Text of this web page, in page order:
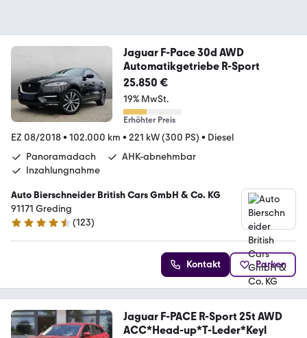
Jaguar F-Pace 30d AWD
Automatikgetriebe R-Sport
25.850 €
19% MwSt.
Erhöhter Preis
EZ 08/2018• 102.000 km • 221 kW (300 PS) • Diesel
Panoramadach
AHK-abnehmbar
Inzahlungnahme
Auto Bierschneider British Cars GmbH & Co. KG
91171 Greding
4.3 Sterne
(123)
Kontakt Parken
Jaguar F-PACE R-Sport 25t AWD
ACC*Head-up*T-Leder*Keyl